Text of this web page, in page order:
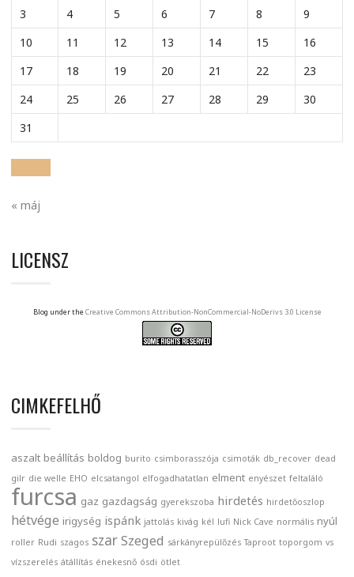
3
4 5 6 7 8
9
10
11 12 13 14 15
16
17
18 19 20 21 22
23
24
25 26 27 28 29
30
31
« máj
LICENSZ
Blog under the Creative Commons Attribution-NonCommercial-NoDerivs 3.0 License
CIMKEFELHŐ
aszalt beállítás boldog burito csimborasszója csimoták db_recover dead
gilr die welle EHO elcsatangol elfogadhatatlan elment enyészet feltaláló
furcsa gaz gazdagság gyerekszoba hirdetés hirdetőoszlop
hétvége irigység ispánk jattolás kivág kél lufi Nick Cave normális nyúl
roller Rudi szagos szarSzeged sárkányrepülőzés Taproot toporgom vs
vízszerelés átállítás énekesnő ósdi ötlet